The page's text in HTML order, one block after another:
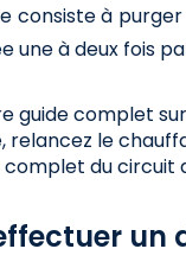
consiste à
une à deux fois
guide complet sur
relancez le
du circuit
un